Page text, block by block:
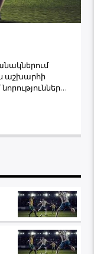
աշխարհի
եթերին եւ
մշտապես